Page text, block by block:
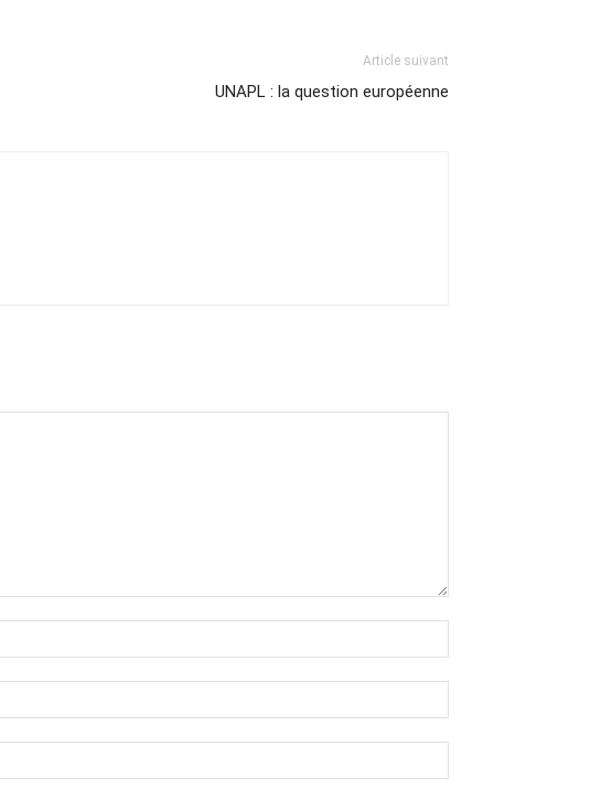
Article suivant
UNAPL : la question européenne